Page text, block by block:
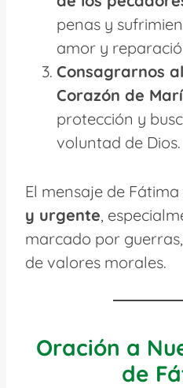
penas y
amor y
Consagrarnos
Corazón de
protección y
voluntad de Dios.
El mensaje de
y urgente,
marcado por
de valores morales.
Oración a
de